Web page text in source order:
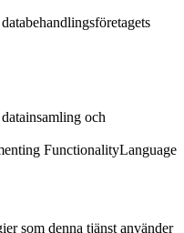
och
FunctionalityLanguage
som denna tjänst använder